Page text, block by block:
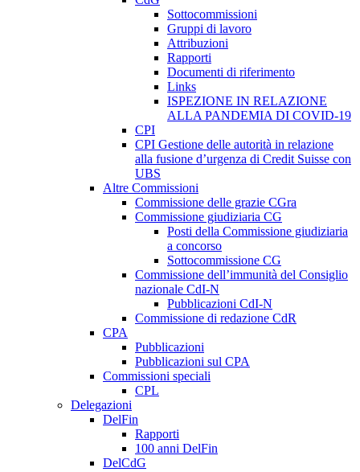
Sottocommissioni
Gruppi di lavoro
Attribuzioni
Rapporti
Documenti di riferimento
Links
ISPEZIONE IN RELAZIONE
ALLA PANDEMIA DI COVID-19
CPI
CPI Gestione delle autorità in relazione
alla fusione d’urgenza di Credit Suisse con
UBS
Altre Commissioni
Commissione delle grazie CGra
Commissione giudiziaria CG
Posti della Commissione giudiziaria
a concorso
Sottocommissione CG
Commissione dell’immunità del Consiglio
nazionale CdI-N
Pubblicazioni CdI-N
Commissione di redazione CdR
CPA
Pubblicazioni
Pubblicazioni sul CPA
Commissioni speciali
CPL
Delegazioni
DelFin
Rapporti
100 anni DelFin
DelCdG